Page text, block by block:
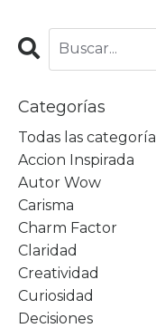
Categorías
Todas las
Accion Inspirada
Autor Wow
Carisma
Charm Factor
Claridad
Creatividad
Curiosidad
Decisiones